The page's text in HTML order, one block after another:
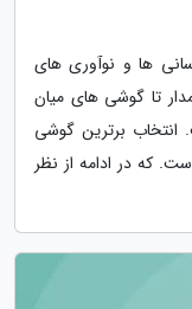
ها و نوآوری های
تا گوشی های میان
انتخاب برترین گوشی
که در ادامه از نظر